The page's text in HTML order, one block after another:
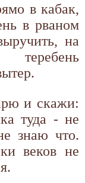
в кабак,
в рваном
на
и скажи:
туда - не
знаю что.
веков не